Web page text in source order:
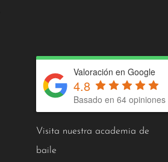
Valoración en Google
4.8
Basado en 64 opiniones
Visita nuestra academia de
baile